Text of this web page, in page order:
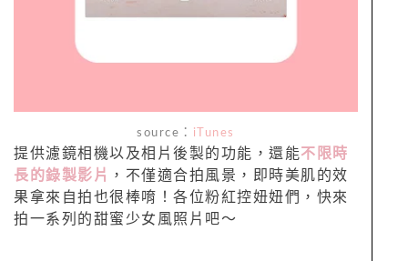
source： iTunes
提供濾鏡相機以及相片後製的功能，還能不限時
長的錄製影片
，不僅適合拍風景，即時美肌的效
果拿來自拍也很棒唷！各位粉紅控妞妞們，快來
拍一系列的甜蜜少女風照片吧～